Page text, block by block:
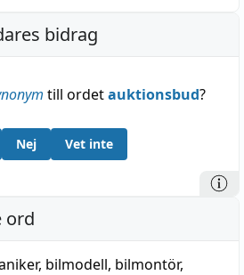
bidrag
till ordetauktionsbud?
Nej Vet inte
ord
, bilmodell, bilmontör,